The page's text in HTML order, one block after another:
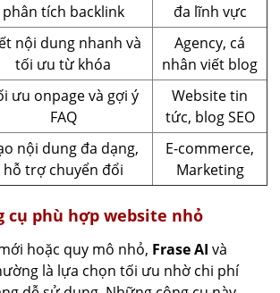
phân tích backlink
đa lĩnh vực
nội dung nhanh và
tối ưu từ khóa
Agency, cá
nhân viết blog
ưu onpage và gợi ý
FAQ
Website tin
tức, blog SEO
nội dung đa dạng,
hỗ trợ chuyển đổi
E-commerce,
Marketing
cụ phù hợp website nhỏ
hoặc quy mô nhỏ, Frase AI và
là lựa chọn tối ưu nhờ chi phí